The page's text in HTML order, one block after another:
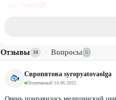
2000 ₽
Отзывы 18 · Вопросы 6
Свропятова syropyatovaolga
Позитивный·14.06.2025